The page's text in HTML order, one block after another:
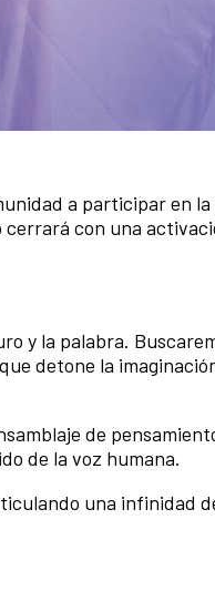
a participar en
con una
y la palabra.
detone la
de
de la voz humana.
una infinidad